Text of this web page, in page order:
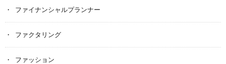
ファイナンシャルプランナー
ファクタリング
ファッション